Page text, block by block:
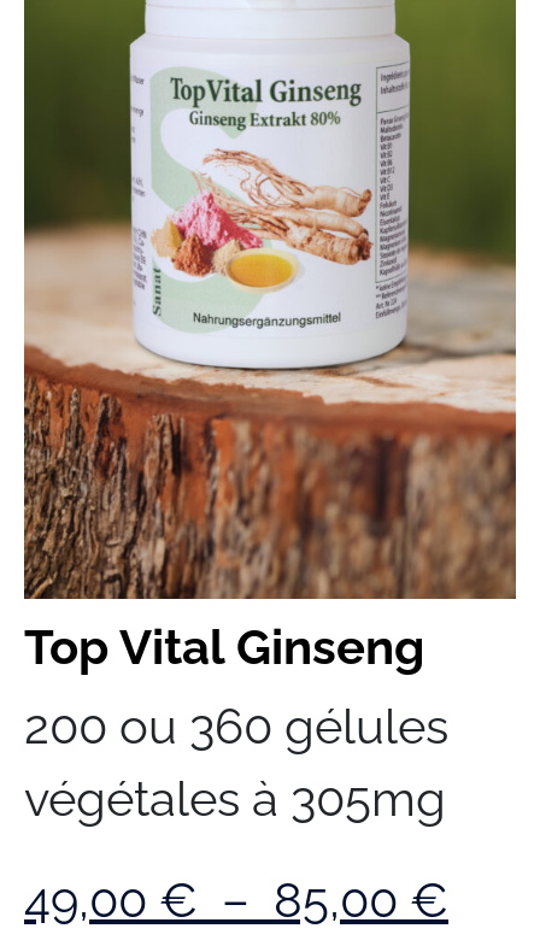
Top Vital Ginseng
200 ou 360 gélules
végétales à 305mg
49,00 € – 85,00 €